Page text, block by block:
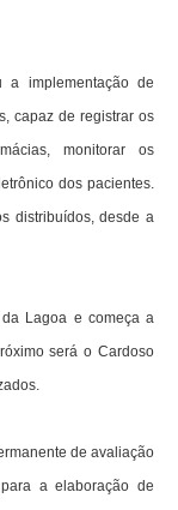
a implementação de
capaz de registrar os
monitorar os
dos pacientes.
distribuídos, desde a
Lagoa e começa a
será o Cardoso
de avaliação
a elaboração de